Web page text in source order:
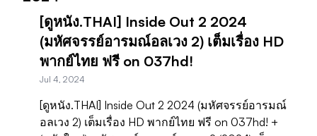
[ดูหนัง.THAI] Inside Out 2 2024
(มหัศจรรย์อารมณ์อลเวง 2) เต็มเรื่อง HD
พากย์ไทย ฟรี on 037hd!
Jul 4, 2024
[ดูหนัง.THAI] Inside Out 2 2024 (มหัศจรรย์อารมณ์
อลเวง 2) เต็มเรื่อง HD พากย์ไทย ฟรี on 037hd! +